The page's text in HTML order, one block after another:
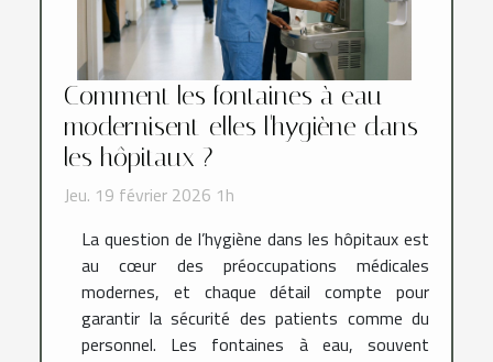
Comment les fontaines à eau
modernisent-elles l'hygiène dans
les hôpitaux ?
Jeu. 19 février 2026 1h
La question de l’hygiène dans les hôpitaux est
au cœur des préoccupations médicales
modernes, et chaque détail compte pour
garantir la sécurité des patients comme du
personnel. Les fontaines à eau, souvent